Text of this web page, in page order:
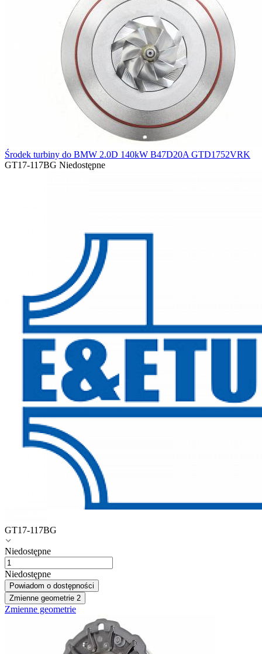
Środek turbiny do BMW 2.0D 140kW B47D20A GTD1752VRK
GT17-117BG Niedostępne
GT17-117BG
Niedostępne
Niedostępne
Powiadom o dostępności
Zmienne geometrie 2
Zmienne geometrie